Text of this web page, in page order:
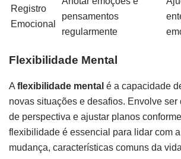
Registro
Emocional
pensamentos
regularmente
Flexibilidade Mental
A flexibilidade mental é a capacidade
novas situações e desafios. Envolve ser
de perspectiva e ajustar planos
flexibilidade é essencial para lidar com
mudança, características comuns da